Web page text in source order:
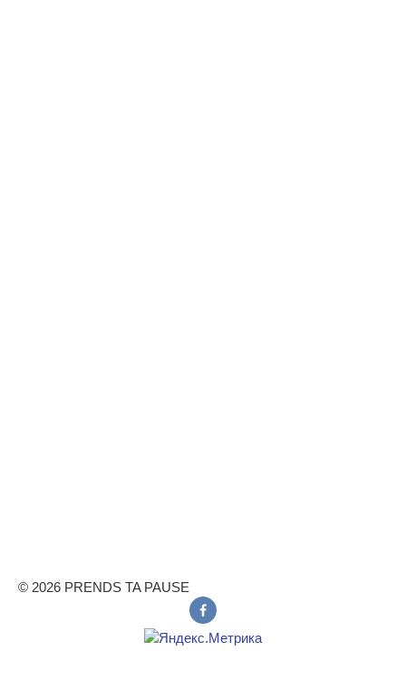
© 2026 PRENDS TA PAUSE